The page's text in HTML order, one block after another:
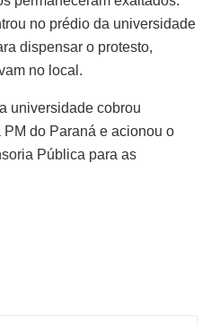
no prédio da universidade
dispensar o protesto,
no local.
universidade cobrou
do Paraná e acionou o
Pública para as